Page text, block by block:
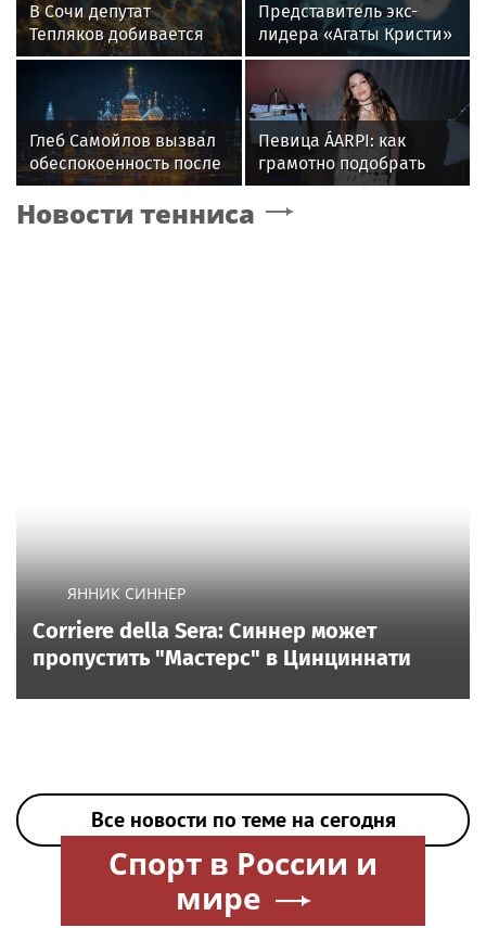
В Сочи депутат
Тепляков добивается
изменений в Генплан
для нового детсада
Представитель экс-
лидера «Агаты Кристи»
Глеба Самойлова
заявила о травле
артиста
Глеб Самойлов вызвал
обеспокоенность после
концерта в Москве
Певица ÁARPI: как
грамотно подобрать
гардероб для
выступлений
Новости тенниса
ЯННИК СИННЕР
Corriere della Sera: Синнер может
пропустить "Мастерс" в Цинциннати
Все новости по теме на сегодня